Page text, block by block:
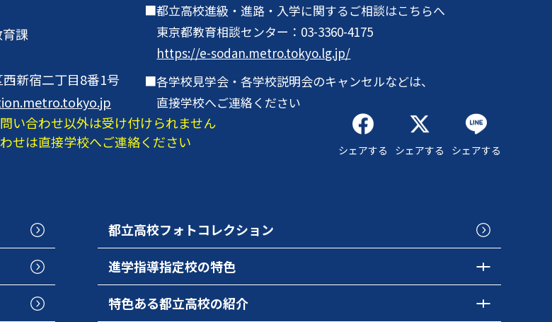
課
新宿二丁目8番1号
都立高校進級・進路・入学に関するご相談はこちらへ
東京都教育相談センター： 03-3360-4175
https://e-sodan.metro.tokyo.lg.jp/
各学校見学会・各学校説明会のキャンセルなどは、
直接学校へご連絡ください
い合わせ以外は受け付けられません
せは直接学校へご連絡ください
シェアする シェアする シェアする
都立高校フォトコレクション
進学指導指定校の特色
特色ある都立高校の紹介